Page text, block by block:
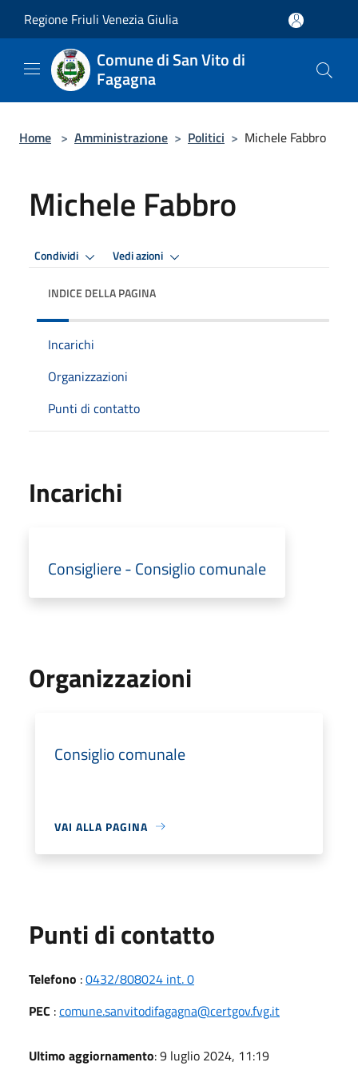
Regione Friuli Venezia Giulia
Comune di San Vito di
Fagagna
Home > Amministrazione > Politici > Michele Fabbro
Michele Fabbro
Condividi Vedi azioni
INDICE DELLA PAGINA
Incarichi
Organizzazioni
Punti di contatto
Incarichi
Consigliere - Consiglio comunale
Organizzazioni
Consiglio comunale
VAI ALLA PAGINA
Punti di contatto
Telefono :0432/808024 int. 0
PEC :comune.sanvitodifagagna@certgov.fvg.it
Ultimo aggiornamento: 9 luglio 2024, 11:19